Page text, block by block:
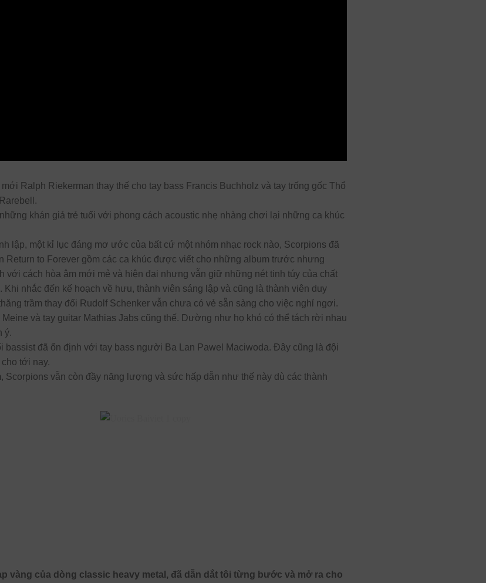
Ralph Riekerman thay thế cho tay bass Francis Buchholz và tay trống gốc Thổ
khán giả trẻ tuổi với phong cách acoustic nhẹ nhàng chơi lại những ca khúc
lập, một kỉ lục đáng mơ ước của bất cứ một nhóm nhạc rock nào, Scorpions đã
Return to Forever gồm các ca khúc được viết cho những album trước nhưng
với cách hòa âm mới mẻ và hiện đại nhưng vẫn giữ những nét tinh túy của chất
Khi nhắc đến kế hoạch về hưu, thành viên sáng lập và cũng là thành viên duy
trầm thay đổi Rudolf Schenker vẫn chưa có vẻ sẵn sàng cho việc nghỉ ngơi.
và tay guitar Mathias Jabs cũng thế. Dường như họ khó có thể tách rời nhau
ý.
bassist đã ổn định với tay bass người Ba Lan Pawel Maciwoda. Đây cũng là đội
tới nay.
vẫn còn đầy năng lượng và sức hấp dẫn như thế này dù các thành
vàng của dòng classic heavy metal, đã dẫn dắt tôi từng bước và mở ra cho